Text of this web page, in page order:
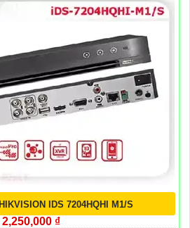
IDS 7204HQHI M1/S
2,250,000 ₫